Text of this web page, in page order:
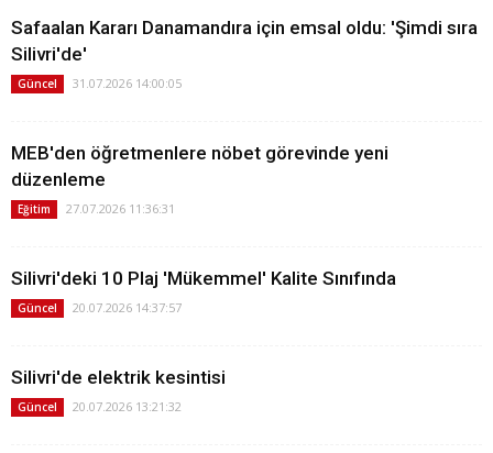
Safaalan Kararı Danamandıra için emsal oldu: 'Şimdi sıra
Silivri'de'
Güncel 31.07.2026 14:00:05
MEB'den öğretmenlere nöbet görevinde yeni
düzenleme
Eğitim 27.07.2026 11:36:31
Silivri'deki 10 Plaj 'Mükemmel' Kalite Sınıfında
Güncel 20.07.2026 14:37:57
Silivri'de elektrik kesintisi
Güncel 20.07.2026 13:21:32